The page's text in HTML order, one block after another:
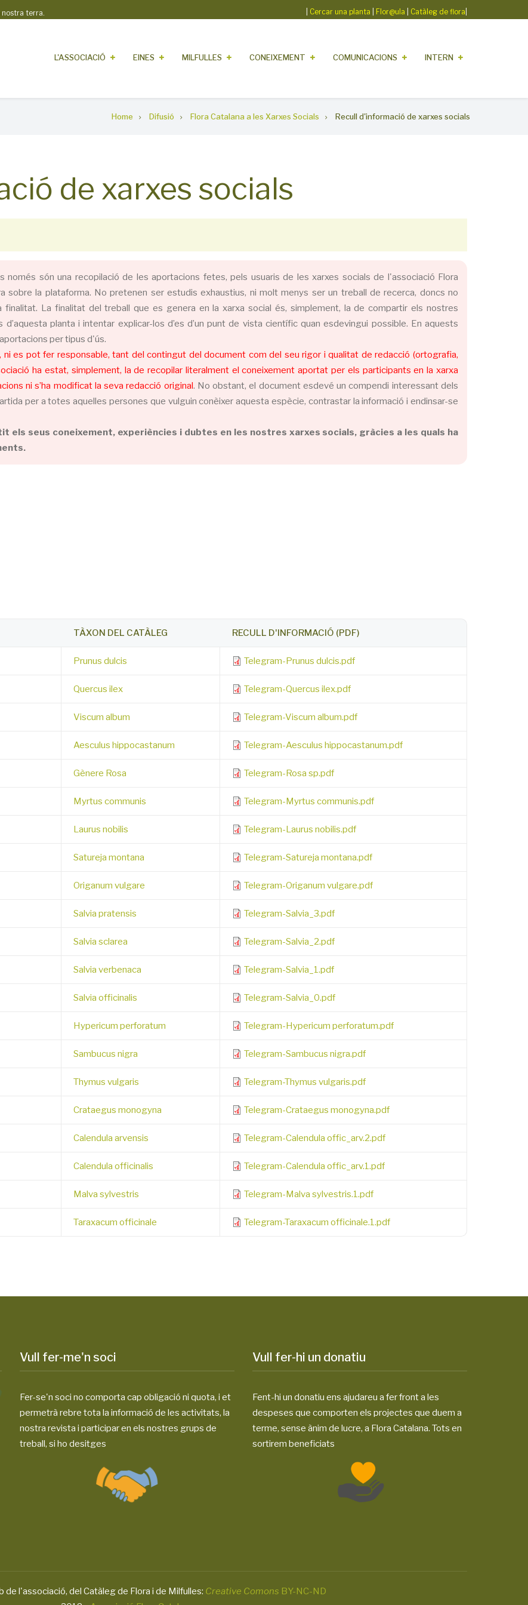
nostra terra. Cercar una planta Flor@ula Catàleg de flora
L'ASSOCIACIÓ EINES MILFULLES CONEIXEMENT COMUNICACIONS INTERN
Home Difusió Flora Catalana a les Xarxes Socials Recull d'informació de xarxes socials
de xarxes socials
només són una recopilació de les aportacions fetes, pels usuaris de les xarxes socials de l'associació Flora
sobre la plataforma. No pretenen ser estudis exhaustius, ni molt menys ser un treball de recerca, doncs no
La finalitat del treball que es genera en la xarxa social és, simplement, la de compartir els nostres
planta i intentar explicar-los d’es d’un punt de vista científic quan esdevingui possible. En aquests
per tipus d'ús.
ni es pot fer responsable, tant del contingut del document com del seu rigor i qualitat de redacció (ortografia,
ha estat, simplement, la de recopilar literalment el coneixement aportat per els participants en la xarxa
ni s’ha modificat la seva redacció original. No obstant, el document esdevé un compendi interessant dels
per a totes aquelles persones que vulguin conèixer aquesta espècie, contrastar la informació i endinsar-se
els seus coneixement, experiències i dubtes en les nostres xarxes socials, gràcies a les quals ha
TÀXON DEL CATÀLEG RECULL D'INFORMACIÓ (PDF)
Prunus dulcis Telegram-Prunus dulcis.pdf
Quercus ilex Telegram-Quercus ilex.pdf
Viscum album Telegram-Viscum album.pdf
Aesculus hippocastanum Telegram-Aesculus hippocastanum.pdf
Gènere Rosa Telegram-Rosa sp.pdf
Myrtus communis Telegram-Myrtus communis.pdf
Laurus nobilis Telegram-Laurus nobilis.pdf
Satureja montana Telegram-Satureja montana.pdf
Origanum vulgare Telegram-Origanum vulgare.pdf
Salvia pratensis Telegram-Salvia_3.pdf
Salvia sclarea Telegram-Salvia_2.pdf
Salvia verbenaca Telegram-Salvia_1.pdf
Salvia officinalis Telegram-Salvia_0.pdf
Hypericum perforatum Telegram-Hypericum perforatum.pdf
Sambucus nigra Telegram-Sambucus nigra.pdf
Thymus vulgaris Telegram-Thymus vulgaris.pdf
Crataegus monogyna Telegram-Crataegus monogyna.pdf
Calendula arvensis Telegram-Calendula offic_arv.2.pdf
Calendula officinalis Telegram-Calendula offic_arv.1.pdf
Malva sylvestris Telegram-Malva sylvestris.1.pdf
Taraxacum officinale Telegram-Taraxacum officinale.1.pdf
Vull fer-me'n soci
Fer-se'n soci no comporta cap obligació ni quota, i et
permetrà rebre tota la informació de les activitats, la
nostra revista i participar en els nostres grups de
treball, si ho desitges
Vull fer-hi un donatiu
Fent-hi un donatiu ens ajudareu a fer front a les
despeses que comporten els projectes que duem a
terme, sense ànim de lucre, a Flora Catalana. Tots en
sortirem beneficiats
de l'associació, del Catàleg de Flora i de Milfulles: Creative Comons BY-NC-ND